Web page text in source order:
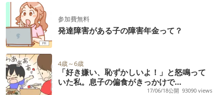
参加費無料
発達障害がある子の障害年金って？
4歳～6歳
「好き嫌い、恥ずかしいよ！」と怒鳴って
いた私。息子の偏食がきっかけで…
17/06/18公開 93090 views